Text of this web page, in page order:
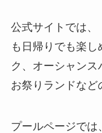
公式サイトでは、
も日帰りでも楽
ク、オーシャンス
お祭りランドなど
プールページでは